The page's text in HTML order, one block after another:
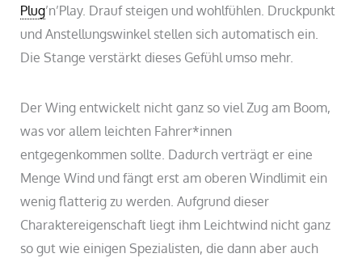
Plug’n’Play. Drauf steigen und wohlfühlen. Druckpunkt
und Anstellungswinkel stellen sich automatisch ein.
Die Stange verstärkt dieses Gefühl umso mehr.
Der Wing entwickelt nicht ganz so viel Zug am Boom,
was vor allem leichten Fahrer*innen
entgegenkommen sollte. Dadurch verträgt er eine
Menge Wind und fängt erst am oberen Windlimit ein
wenig flatterig zu werden. Aufgrund dieser
Charaktereigenschaft liegt ihm Leichtwind nicht ganz
so gut wie einigen Spezialisten, die dann aber auch